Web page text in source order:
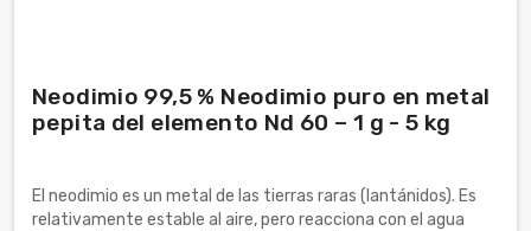
Neodimio 99,5 % Neodimio puro en metal
pepita del elemento Nd 60 – 1 g - 5 kg
El neodimio es un metal de las tierras raras (lantánidos). Es
relativamente estable al aire, pero reacciona con el agua